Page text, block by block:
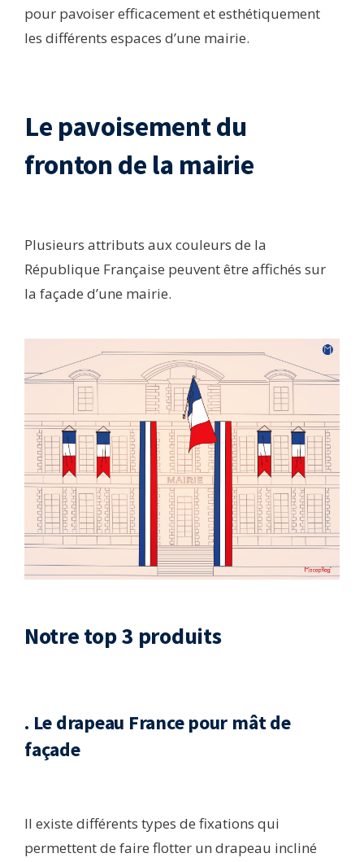
pour pavoiser efficacement et esthétiquement
les différents espaces d’une mairie.
Le pavoisement du
fronton de la mairie
Plusieurs attributs aux couleurs de la
République Française peuvent être affichés sur
la façade d’une mairie.
Notre top 3 produits
. Le drapeau France pour mât de
façade
Il existe différents types de fixations qui
permettent de faire flotter un drapeau incliné